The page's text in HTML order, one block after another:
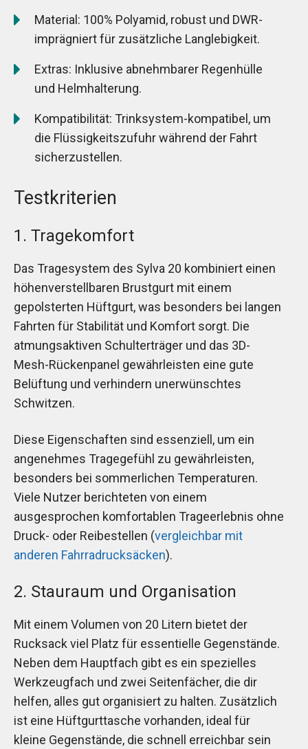
Material: 100% Polyamid, robust und DWR-
imprägniert für zusätzliche Langlebigkeit.
Extras: Inklusive abnehmbarer Regenhülle
und Helmhalterung.
Kompatibilität: Trinksystem-kompatibel, um
die Flüssigkeitszufuhr während der Fahrt
sicherzustellen.
Testkriterien
1. Tragekomfort
Das Tragesystem des Sylva 20 kombiniert einen
höhenverstellbaren Brustgurt mit einem
gepolsterten Hüftgurt, was besonders bei langen
Fahrten für Stabilität und Komfort sorgt. Die
atmungsaktiven Schulterträger und das 3D-
Mesh-Rückenpanel gewährleisten eine gute
Belüftung und verhindern unerwünschtes
Schwitzen.
Diese Eigenschaften sind essenziell, um ein
angenehmes Tragegefühl zu gewährleisten,
besonders bei sommerlichen Temperaturen.
Viele Nutzer berichteten von einem
ausgesprochen komfortablen Trageerlebnis ohne
Druck- oder Reibestellen (vergleichbar mit
anderen Fahrradrucksäcken).
2. Stauraum und Organisation
Mit einem Volumen von 20 Litern bietet der
Rucksack viel Platz für essentielle Gegenstände.
Neben dem Hauptfach gibt es ein spezielles
Werkzeugfach und zwei Seitenfächer, die dir
helfen, alles gut organisiert zu halten. Zusätzlich
ist eine Hüftgurttasche vorhanden, ideal für
kleine Gegenstände, die schnell erreichbar sein